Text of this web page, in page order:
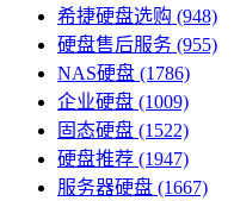
希捷硬盘选购 (948)
硬盘售后服务 (955)
NAS硬盘 (1786)
企业硬盘 (1009)
固态硬盘 (1522)
硬盘推荐 (1947)
服务器硬盘 (1667)